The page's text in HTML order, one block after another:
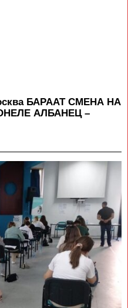
БАРААТ СМЕНА НА
АЛБАНЕЦ –